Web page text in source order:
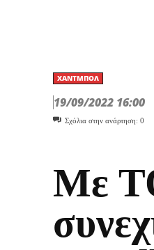
ΧΆΝΤΜΠΟΛ
19/09/2022 16:00
Σχόλια στην ανάρτηση: 0
Με